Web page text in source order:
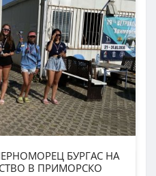
БУРГАС НА
В ПРИМОРСКО